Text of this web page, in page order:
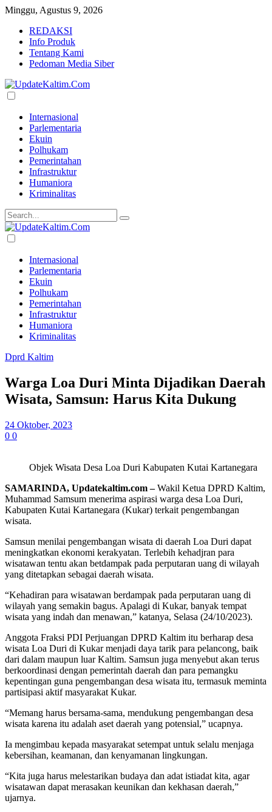
Minggu, Agustus 9, 2026
REDAKSI
Info Produk
Tentang Kami
Pedoman Media Siber
Internasional
Parlementaria
Ekuin
Polhukam
Pemerintahan
Infrastruktur
Humaniora
Kriminalitas
Internasional
Parlementaria
Ekuin
Polhukam
Pemerintahan
Infrastruktur
Humaniora
Kriminalitas
Dprd Kaltim
Warga Loa Duri Minta Dijadikan Daerah
Wisata, Samsun: Harus Kita Dukung
24 Oktober, 2023
0 0
Objek Wisata Desa Loa Duri Kabupaten Kutai Kartanegara
SAMARINDA, Updatekaltim.com –Wakil Ketua DPRD Kaltim,
Muhammad Samsum menerima aspirasi warga desa Loa Duri,
Kabupaten Kutai Kartanegara (Kukar) terkait pengembangan
wisata.
Samsun menilai pengembangan wisata di daerah Loa Duri dapat
meningkatkan ekonomi kerakyatan. Terlebih kehadjran para
wisatawan tentu akan betdampak pada perputaran uang di wilayah
yang ditetapkan sebagai daerah wisata.
“Kehadiran para wisatawan berdampak pada perputaran uang di
wilayah yang semakin bagus. Apalagi di Kukar, banyak tempat
wisata yang indah dan menawan,” katanya, Selasa (24/10/2023).
Anggota Fraksi PDI Perjuangan DPRD Kaltim itu berharap desa
wisata Loa Duri di Kukar menjadi daya tarik para pelancong, baik
dari dalam maupun luar Kaltim. Samsun juga menyebut akan terus
berkoordinasi dengan pemerintah daerah dan para pemangku
kepentingan guna pengembangan desa wisata itu, termasuk meminta
partisipasi aktif masyarakat Kukar.
“Memang harus bersama-sama, mendukung pengembangan desa
wisata karena itu adalah aset daerah yang potensial,” ucapnya.
Ia mengimbau kepada masyarakat setempat untuk selalu menjaga
kebersihan, keamanan, dan kenyamanan lingkungan.
“Kita juga harus melestarikan budaya dan adat istiadat kita, agar
wisatawan dapat merasakan keunikan dan kekhasan daerah,”
ujarnya.